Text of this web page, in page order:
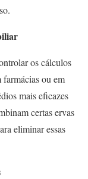
os cálculos
ou em
mais eficazes
certas ervas
eliminar essas